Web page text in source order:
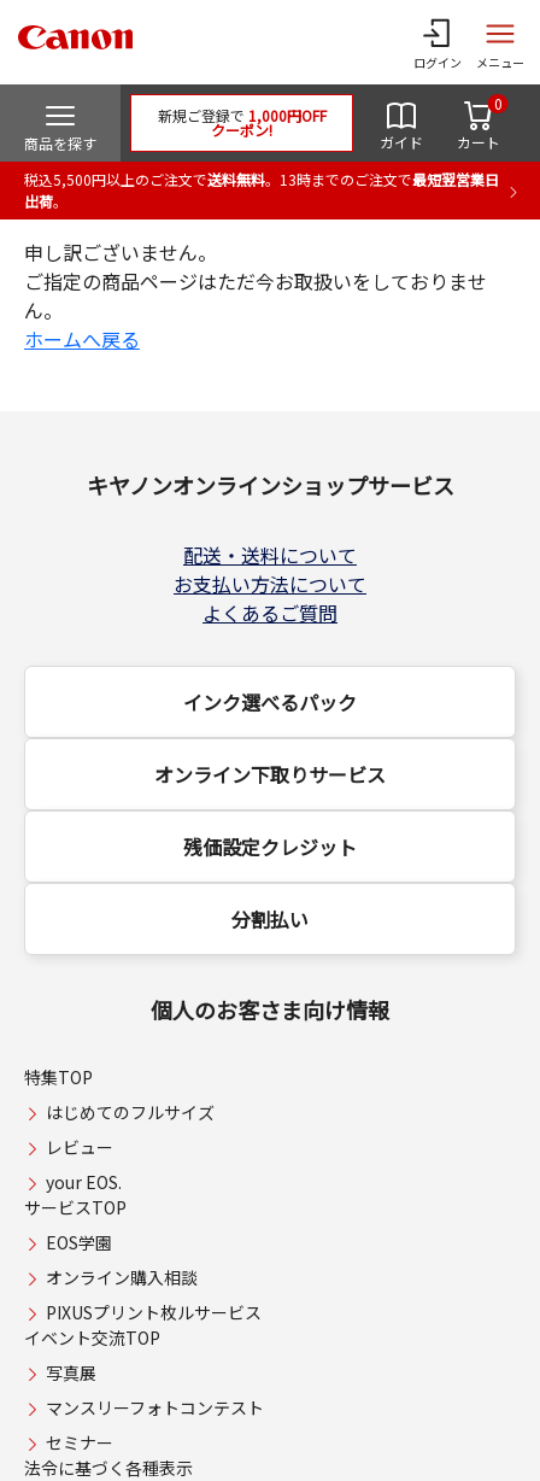
ログイン メニュー
商品を探す
新規ご登録で 1,000円OFF
クーポン!
ガイド カート
0
税込5,500円以上のご注文で送料無料。13時までのご注文で最短翌営業日
出荷。
申し訳ございません。
ご指定の商品ページはただ今お取扱いをしておりませ
ん。
ホームへ戻る
キヤノンオンラインショップサービス
配送・送料について
お支払い方法について
よくあるご質問
インク選べるパック
オンライン下取りサービス
残価設定クレジット
分割払い
個人のお客さま向け情報
特集TOP
はじめてのフルサイズ
レビュー
your EOS.
サービスTOP
EOS学園
オンライン購入相談
PIXUSプリント枚ルサービス
イベント交流TOP
写真展
マンスリーフォトコンテスト
セミナー
法令に基づく各種表示